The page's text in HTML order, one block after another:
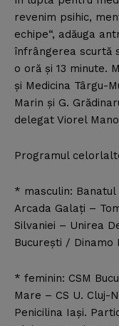
revenim psihic,
echipe“, adăuga
înfrângerea scurtă
o oră şi 13 minute.
şi Medicina Târgu-
Marin şi G.
delegat Viorel
Programul
* masculin:
Arcada Galaţi –
Silvaniei – Unirea
Bucureşti / Dinamo
* feminin: CSM
Mare – CS U. Cluj-
Penicilina Iaşi.